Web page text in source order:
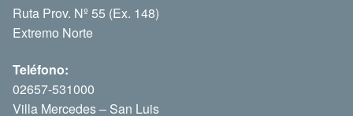
Ruta Prov. Nº 55 (Ex. 148)
Extremo Norte
Teléfono:
02657-531000
Villa Mercedes – San Luis